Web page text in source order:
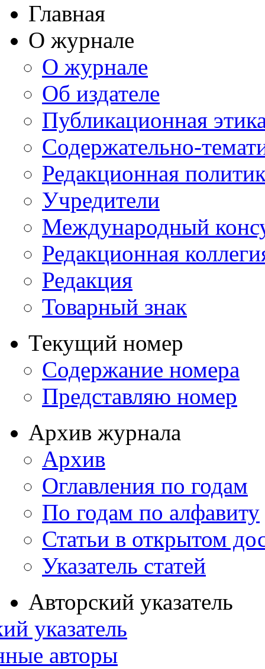
Главная
О журнале
О журнале
Об издателе
Публикационная
Содержательно-
Редакционная
Учредители
Международный
Редакционная
Редакция
Товарный знак
Текущий номер
Содержание номера
Представляю номер
Архив журнала
Архив
Оглавления по годам
По годам по алфавиту
Статьи в открытом
Указатель статей
Авторский указатель
указатель
авторы